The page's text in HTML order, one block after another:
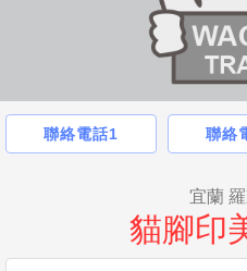
聯絡電話1 聯絡
宜蘭
貓腳印